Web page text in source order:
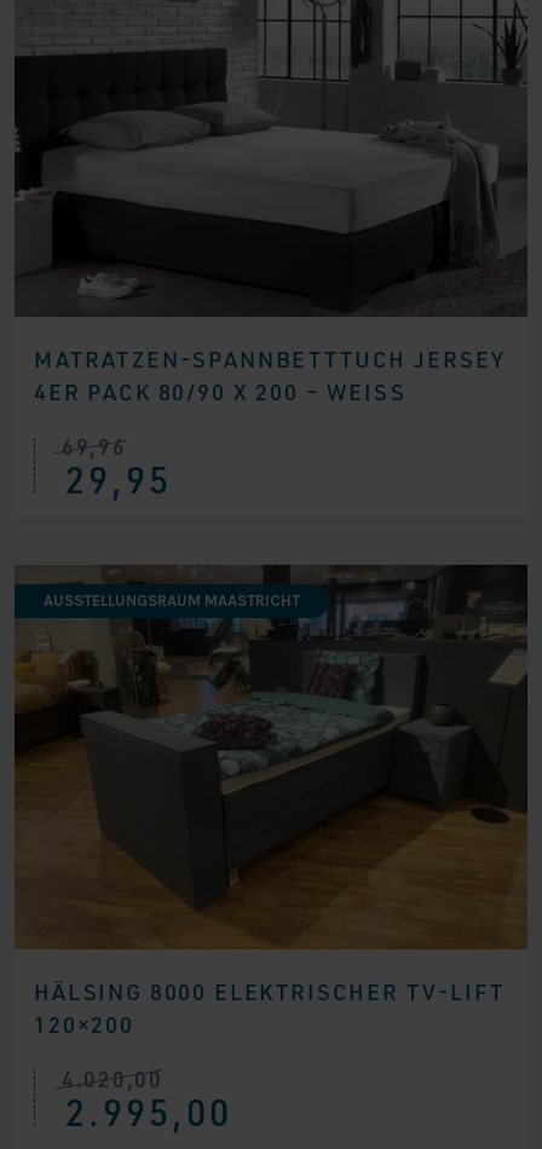
MATRATZEN-SPANNBETTTUCH JERSEY
4ER PACK 80/90 X 200 – WEISS
69,96
Ursprünglicher
Preis
war:
29,95
Aktueller
Preis
ist:
HÄLSING 8000 ELEKTRISCHER TV-LIFT
120×200
AUSSTELLUNGSRAUM MAASTRICHT
4.020,00
Ursprünglicher
Preis
war:
2.995,00
Aktueller
Preis
ist: